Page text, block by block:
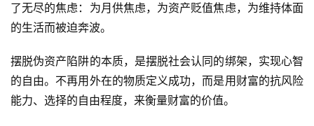
接
了无尽的焦虑：为月供焦虑，为资产贬值焦虑，为维持体面
的生活而被迫奔波。
摆脱伪资产陷阱的本质，是摆脱社会认同的绑架，实现心智
的自由。不再用外在的物质定义成功，而是用财富的抗风险
能力、选择的自由程度，来衡量财富的价值。